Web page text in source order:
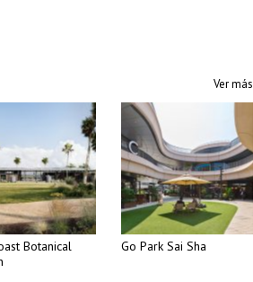
Ver más
Botanical
Go Park Sai Sha